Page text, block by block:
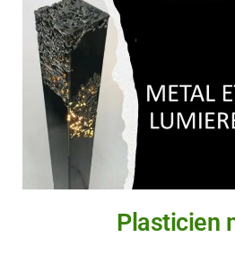
Plasticien